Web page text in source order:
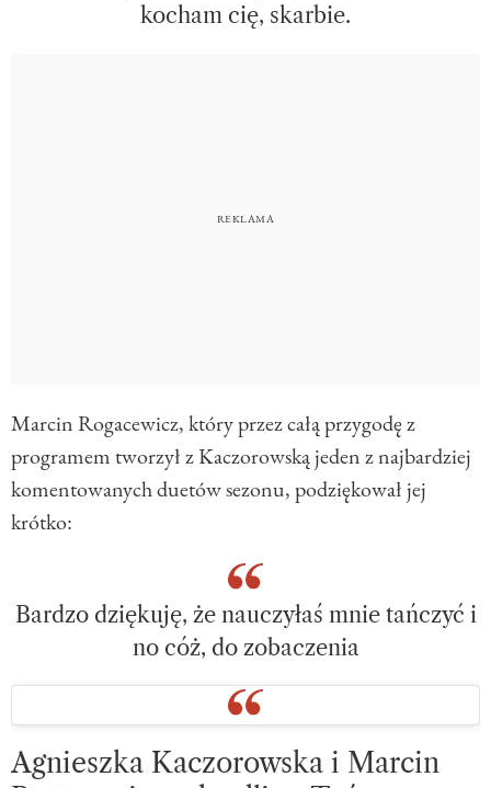
kocham cię, skarbie.
Marcin Rogacewicz, który przez całą przygodę z
programem tworzył z Kaczorowską jeden z najbardziej
komentowanych duetów sezonu, podziękował jej
krótko:
Bardzo dziękuję, że nauczyłaś mnie tańczyć i
no cóż, do zobaczenia
Agnieszka Kaczorowska i Marcin